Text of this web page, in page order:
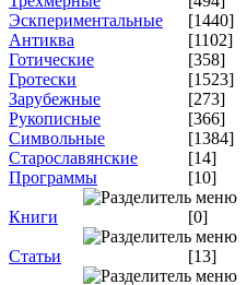
Эскпериментальные
[1440]
Антиква
[1102]
Готические
[358]
Гротески
[1523]
Зарубежные
[273]
Рукописные
[366]
Символьные
[1384]
Старославянские
[14]
Программы
[10]
Книги [0]
Статьи [13]